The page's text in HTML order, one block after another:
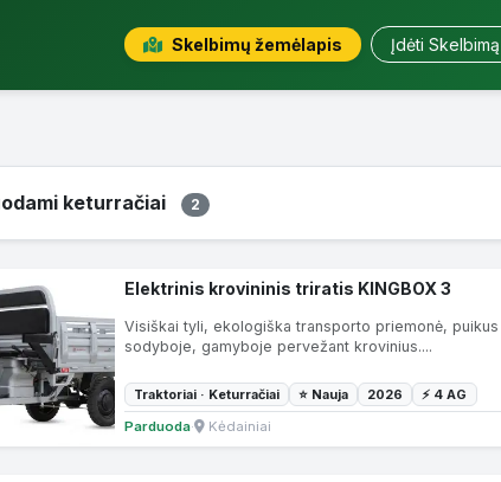
Skelbimų žemėlapis Įdėti Skelbimą
keturračiai 2
Elektrinis krovininis triratis KINGBOX 3
Visiškai tyli, ekologiška transporto priemonė,
sodyboje, gamyboje pervežant krovinius....
Traktoriai · Keturračiai ⭐ Nauja 2026
⚡ 4 AG
Parduoda· Kėdainiai